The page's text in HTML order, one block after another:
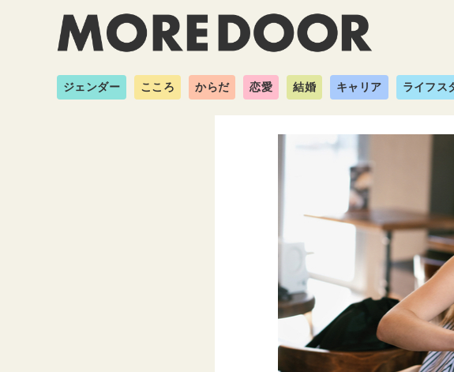
ジェンダー こころ からだ 恋愛 結婚 キャリア ライフス